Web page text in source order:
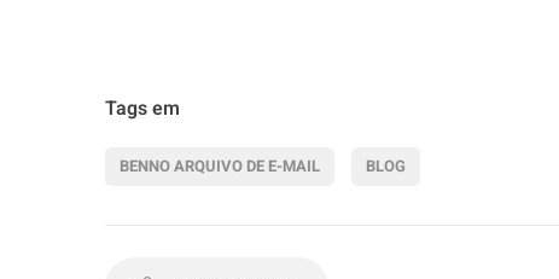
Tags em
BENNO ARQUIVO DE E-MAIL BLOG